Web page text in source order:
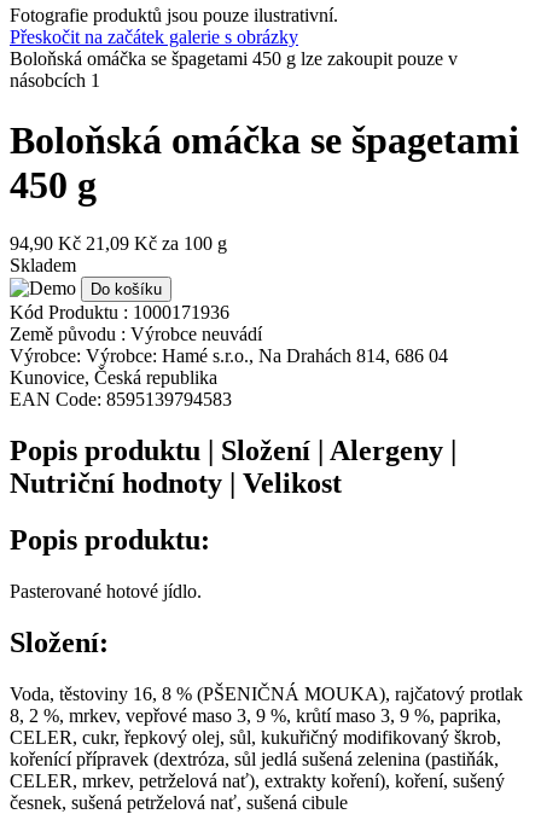
Fotografie produktů jsou pouze ilustrativní.
Přeskočit na začátek galerie s obrázky
Boloňská omáčka se špagetami 450 g lze zakoupit pouze v
násobcích 1
Boloňská omáčka se špagetami
450 g
94,90 Kč 21,09 Kč za 100 g
Skladem
Do košíku
Kód Produktu : 1000171936
Země původu : Výrobce neuvádí
Výrobce: Výrobce: Hamé s.r.o., Na Drahách 814, 686 04
Kunovice, Česká republika
EAN Code: 8595139794583
Popis produktu | Složení | Alergeny |
Nutriční hodnoty | Velikost
Popis produktu:
Pasterované hotové jídlo.
Složení:
Voda, těstoviny 16, 8 % (PŠENIČNÁ MOUKA), rajčatový protlak
8, 2 %, mrkev, vepřové maso 3, 9 %, krůtí maso 3, 9 %, paprika,
CELER, cukr, řepkový olej, sůl, kukuřičný modifikovaný škrob,
kořenící přípravek (dextróza, sůl jedlá sušená zelenina (pastiňák,
CELER, mrkev, petrželová nať), extrakty koření), koření, sušený
česnek, sušená petrželová nať, sušená cibule